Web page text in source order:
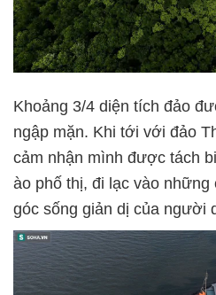
Khoảng 3/4 diện tích đảo
ngập mặn. Khi tới với đảo
cảm nhận mình được tách
ào phố thị, đi lạc vào những
góc sống giản dị của người